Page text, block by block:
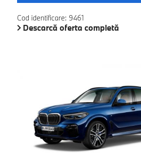
Cod identificare: 9461
Descarcă oferta completă